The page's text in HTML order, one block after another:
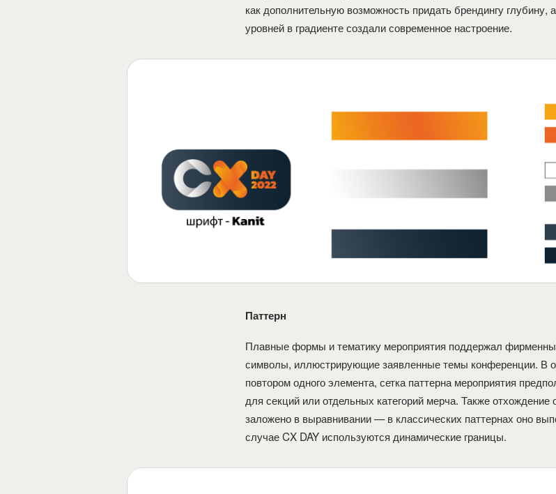
как дополнительную возможность придать брендингу глубину,
уровней в градиенте создали современное настроение.
Паттерн
Плавные формы и тематику мероприятия поддержал
символы, иллюстрирующие заявленные темы конференции. В
повтором одного элемента, сетка паттерна мероприятия
для секций или отдельных категорий мерча. Также отхождение
заложено в выравнивании — в классических паттернах оно
случае CX DAY используются динамические границы.